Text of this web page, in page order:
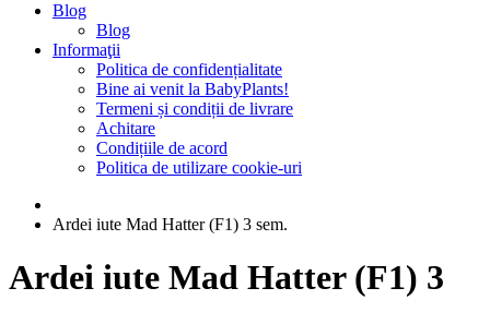
Blog
Blog
Informaţii
Politica de confidențialitate
Bine ai venit la BabyPlants!
Termeni și condiții de livrare
Achitare
Condițiile de acord
Politica de utilizare cookie-uri
Ardei iute Mad Hatter (F1) 3 sem.
Ardei iute Mad Hatter (F1) 3